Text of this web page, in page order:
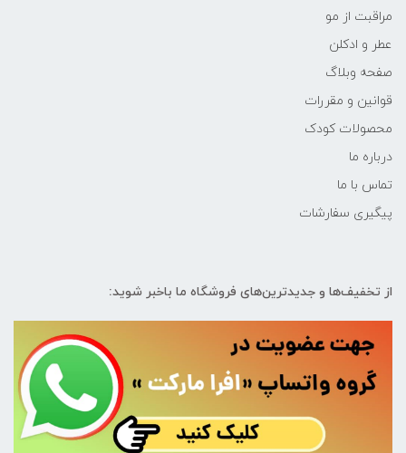
مراقبت از مو
عطر و ادکلن
صفحه وبلاگ
قوانین و مقررات
محصولات کودک
درباره ما
تماس با ما
پیگیری سفارشات
از تخفیف‌ها و جدیدترین‌های فروشگاه ما باخبر شوید: